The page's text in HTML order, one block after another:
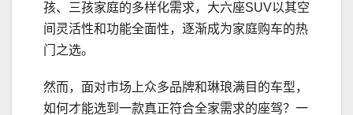
孩、三孩家庭的多样化需求，大六座SUV以其空
间灵活性和功能全面性，逐渐成为家庭购车的热
门之选。
然而，面对市场上众多品牌和琳琅满目的车型，
如何才能选到一款真正符合全家需求的座驾？一